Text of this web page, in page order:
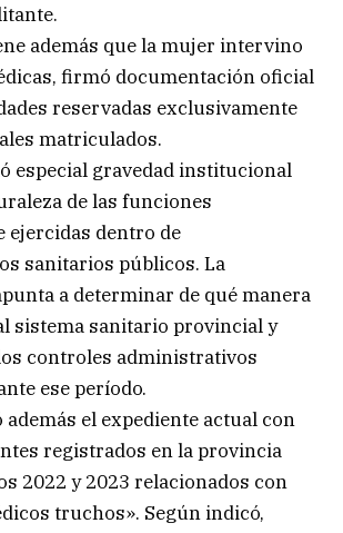
además que la mujer intervino
firmó documentación oficial
reservadas exclusivamente
matriculados.
especial gravedad institucional
de las funciones
ejercidas dentro de
sanitarios públicos. La
a determinar de qué manera
sistema sanitario provincial y
controles administrativos
ese período.
el expediente actual con
registrados en la provincia
2022 y 2023 relacionados con
truchos». Según indicó,